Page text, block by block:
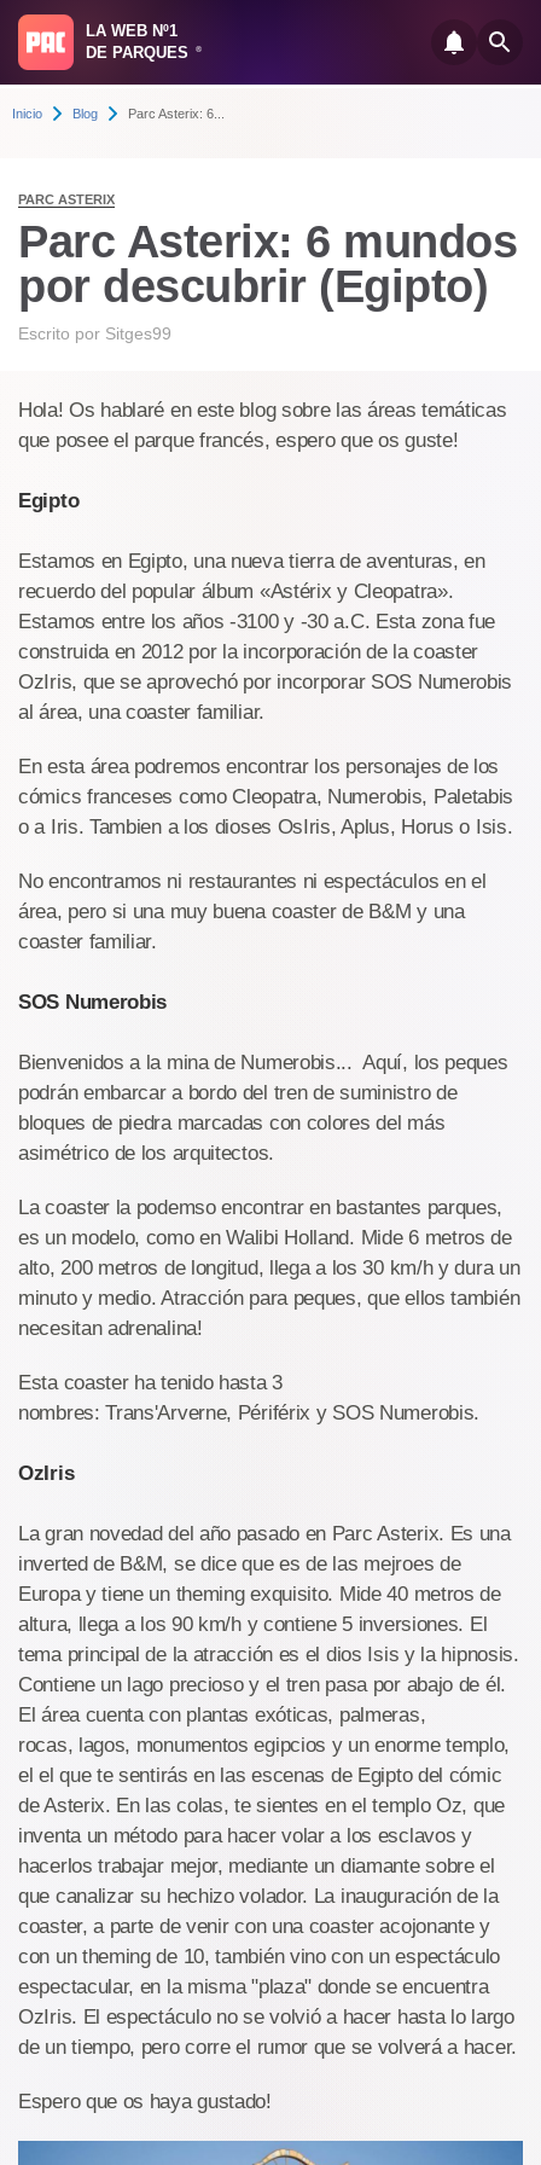
LA WEB Nº1
DE PARQUES
®
Inicio Blog Parc Asterix: 6...
PARC ASTERIX
Parc Asterix: 6 mundos
por descubrir (Egipto)
Escrito por Sitges99
Hola! Os hablaré en este blog sobre las áreas temáticas
que posee el parque francés, espero que os guste!
Egipto
Estamos en Egipto, una nueva tierra de aventuras, en
recuerdo del popular álbum «Astérix y Cleopatra».
Estamos entre los años -3100 y -30 a.C. Esta zona fue
construida en 2012 por la incorporación de la coaster
OzIris, que se aprovechó por incorporar SOS Numerobis
al área, una coaster familiar.
En esta área podremos encontrar los personajes de los
cómics franceses como Cleopatra, Numerobis, Paletabis
o a Iris. Tambien a los dioses OsIris, Aplus, Horus o Isis.
No encontramos ni restaurantes ni espectáculos en el
área, pero si una muy buena coaster de B&M y una
coaster familiar.
SOS Numerobis
Bienvenidos a la mina de Numerobis... Aquí, los peques
podrán embarcar a bordo del tren de suministro de
bloques de piedra marcadas con colores del más
asimétrico de los arquitectos.
La coaster la podemso encontrar en bastantes parques,
es un modelo, como en Walibi Holland. Mide 6 metros de
alto, 200 metros de longitud, llega a los 30 km/h y dura un
minuto y medio. Atracción para peques, que ellos también
necesitan adrenalina!
Esta coaster ha tenido hasta 3
nombres: Trans'Arverne, Périférix y SOS Numerobis.
OzIris
La gran novedad del año pasado en Parc Asterix. Es una
inverted de B&M, se dice que es de las mejroes de
Europa y tiene un theming exquisito. Mide 40 metros de
altura, llega a los 90 km/h y contiene 5 inversiones. El
tema principal de la atracción es el dios Isis y la hipnosis.
Contiene un lago precioso y el tren pasa por abajo de él.
El área cuenta con plantas exóticas, palmeras,
rocas, lagos, monumentos egipcios y un enorme templo,
el el que te sentirás en las escenas de Egipto del cómic
de Asterix. En las colas, te sientes en el templo Oz, que
inventa un método para hacer volar a los esclavos y
hacerlos trabajar mejor, mediante un diamante sobre el
que canalizar su hechizo volador. La inauguración de la
coaster, a parte de venir con una coaster acojonante y
con un theming de 10, también vino con un espectáculo
espectacular, en la misma "plaza" donde se encuentra
OzIris. El espectáculo no se volvió a hacer hasta lo largo
de un tiempo, pero corre el rumor que se volverá a hacer.
Espero que os haya gustado!